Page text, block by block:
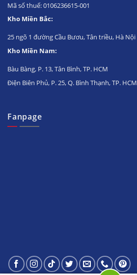
Mã số thuế: 0106236615-001
Kho Miền Bắc:
25 ngõ 1 đường Cầu Bươu, Tân triều, Hà Nội
Kho Miền Nam:
Bàu Bàng, P. 13, Tân Bình, TP. HCM
Điện Biên Phủ, P. 25, Q. Bình Thạnh, TP. HCM
Fanpage